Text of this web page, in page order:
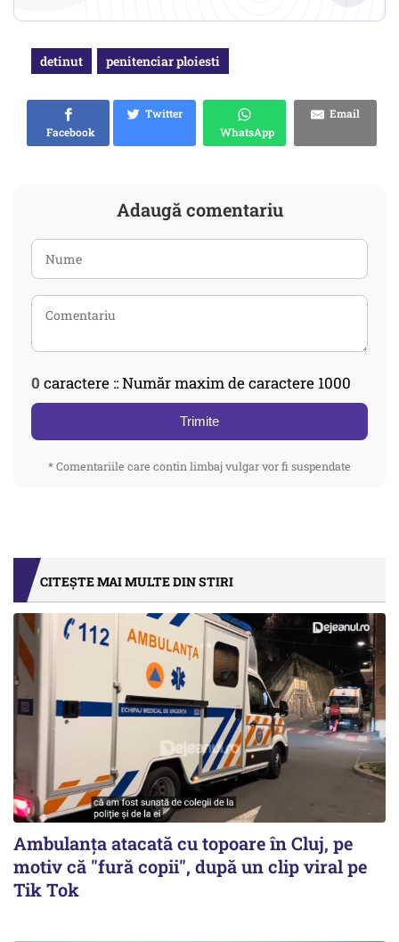
detinut penitenciar ploiesti
Facebook
Twitter
WhatsApp
Email
Adaugă comentariu
0 caractere :: Număr maxim de caractere 1000
Trimite
* Comentariile care contin limbaj vulgar vor fi suspendate
CITEȘTE MAI MULTE DIN STIRI
Ambulanța atacată cu topoare în Cluj, pe
motiv că "fură copii", după un clip viral pe
Tik Tok